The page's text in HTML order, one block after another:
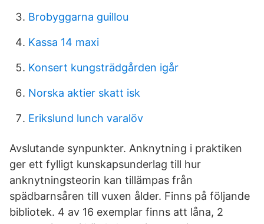
Brobyggarna guillou
Kassa 14 maxi
Konsert kungsträdgården igår
Norska aktier skatt isk
Erikslund lunch varalöv
Avslutande synpunkter. Anknytning i praktiken
ger ett fylligt kunskapsunderlag till hur
anknytningsteorin kan tillämpas från
spädbarnsåren till vuxen ålder. Finns på följande
bibliotek. 4 av 16 exemplar finns att låna, 2